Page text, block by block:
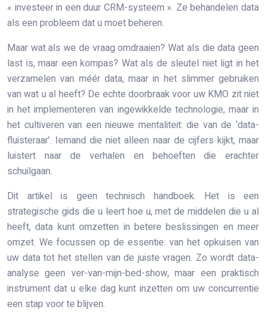
« investeer in een duur CRM-systeem ». Ze behandelen data
als een probleem dat u moet beheren.
Maar wat als we de vraag omdraaien? Wat als die data geen
last is, maar een kompas? Wat als de sleutel niet ligt in het
verzamelen van méér data, maar in het slimmer gebruiken
van wat u al heeft? De echte doorbraak voor uw KMO zit niet
in het implementeren van ingewikkelde technologie, maar in
het cultiveren van een nieuwe mentaliteit: die van de ‘data-
fluisteraar’. Iemand die niet alleen naar de cijfers kijkt, maar
luistert naar de verhalen en behoeften die erachter
schuilgaan.
Dit artikel is geen technisch handboek. Het is een
strategische gids die u leert hoe u, met de middelen die u al
heeft, data kunt omzetten in betere beslissingen en meer
omzet. We focussen op de essentie: van het opkuisen van
uw data tot het stellen van de juiste vragen. Zo wordt data-
analyse geen ver-van-mijn-bed-show, maar een praktisch
instrument dat u elke dag kunt inzetten om uw concurrentie
een stap voor te blijven.